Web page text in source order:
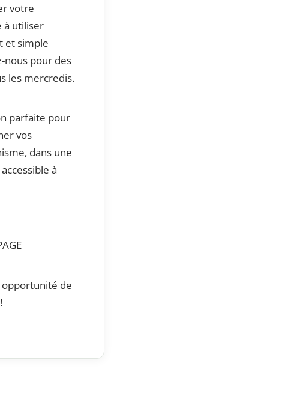
votre
à utiliser
et simple
nous pour des
les mercredis.
parfaite pour
vos
dans une
à
de